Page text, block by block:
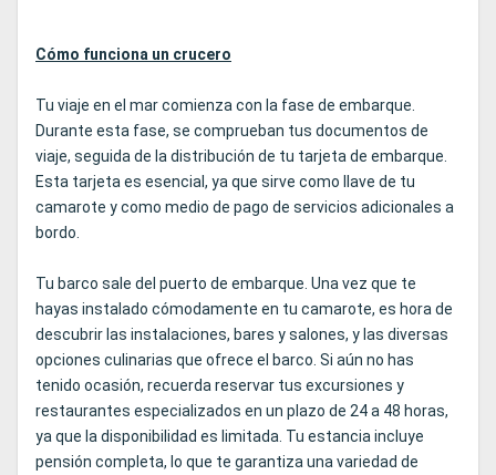
Cómo funciona un crucero
Tu viaje en el mar comienza con la fase de embarque.
Durante esta fase, se comprueban tus documentos de
viaje, seguida de la distribución de tu tarjeta de embarque.
Esta tarjeta es esencial, ya que sirve como llave de tu
camarote y como medio de pago de servicios adicionales a
bordo.
Tu barco sale del puerto de embarque. Una vez que te
hayas instalado cómodamente en tu camarote, es hora de
descubrir las instalaciones, bares y salones, y las diversas
opciones culinarias que ofrece el barco. Si aún no has
tenido ocasión, recuerda reservar tus excursiones y
restaurantes especializados en un plazo de 24 a 48 horas,
ya que la disponibilidad es limitada. Tu estancia incluye
pensión completa, lo que te garantiza una variedad de